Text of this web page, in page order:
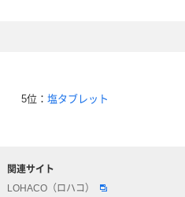
5位： 塩タブレット
関連サイト
LOHACO（ロハコ）